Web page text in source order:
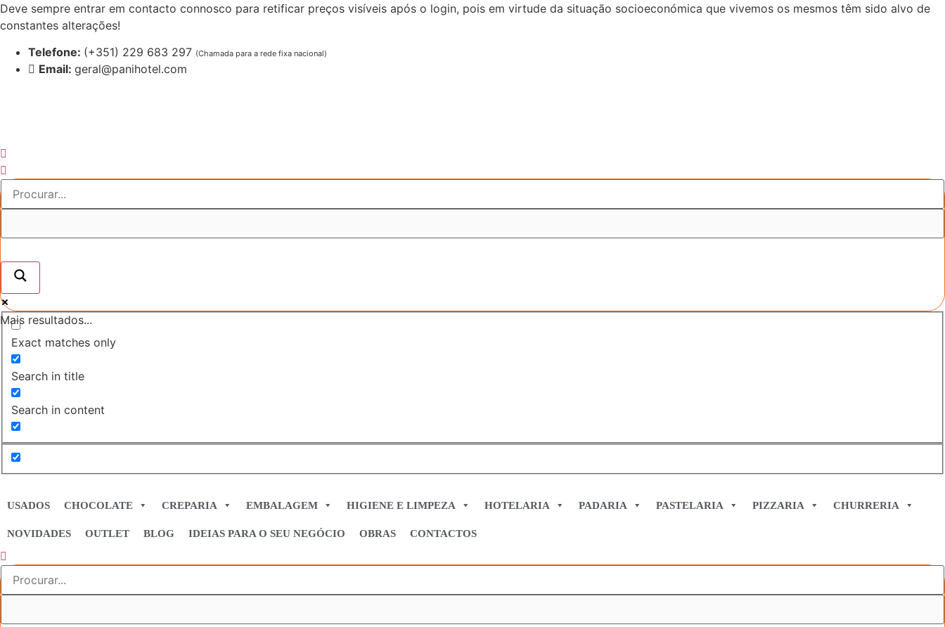
Pular
para
conteúdo
Deve sempre entrar em contacto connosco para retificar preços visíveis após o login, pois em virtude da situação socioeconómica que vivemos os mesmos têm sido alvo de
constantes alterações!
Telefone: (+351) 229 683 297 (Chamada para a rede fixa nacional)
Email: geral@panihotel.com
Mais resultados...
Exact matches only
Search in title
Search in content
USADOS CHOCOLATE CREPARIA EMBALAGEM HIGIENE E LIMPEZA HOTELARIA PADARIA PASTELARIA PIZZARIA CHURRERIA
NOVIDADES OUTLET BLOG IDEIAS PARA O SEU NEGÓCIO OBRAS CONTACTOS